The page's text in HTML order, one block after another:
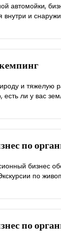
автомойки,
внутри и
и тяжелую
есть ли у вас
по
бизнес
по
по